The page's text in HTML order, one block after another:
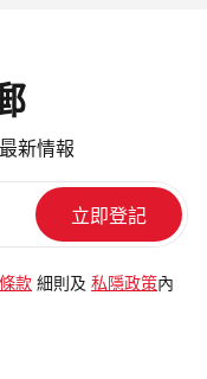
新情報
款 細則及 私隱政策 內